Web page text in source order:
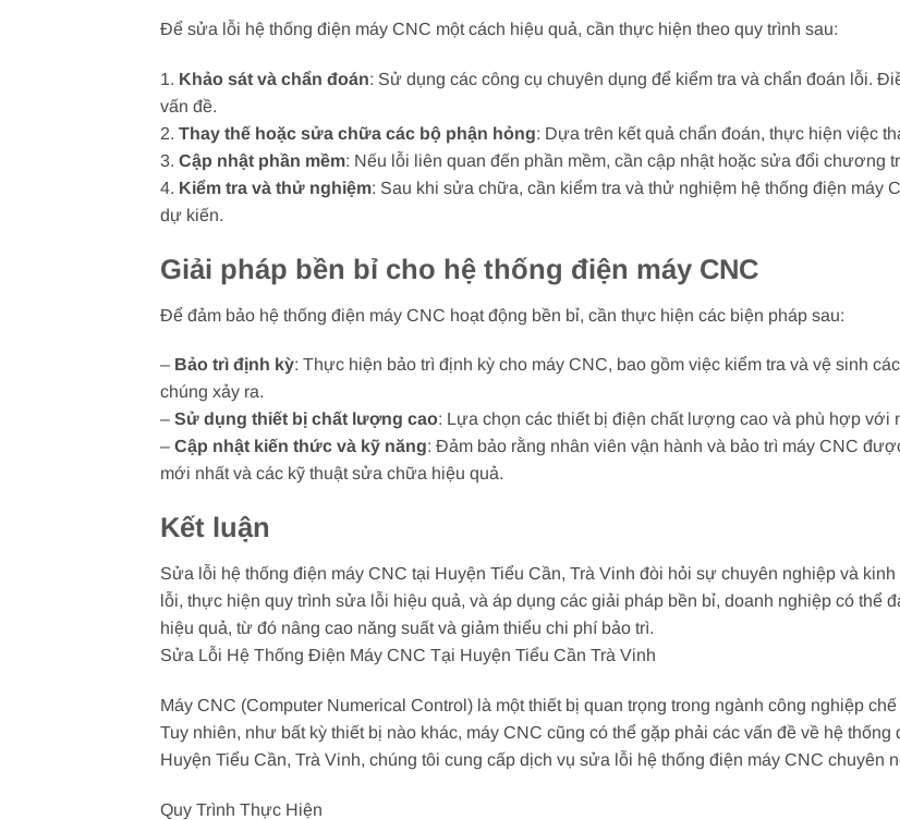
Để sửa lỗi hệ thống điện máy CNC một cách hiệu quả, cần thực hiện theo quy trình sau:
1. Khảo sát và chẩn đoán: Sử dụng các công cụ chuyên dụng để kiểm tra và chẩn đoán lỗi.
vấn đề.
2. Thay thế hoặc sửa chữa các bộ phận hỏng: Dựa trên kết quả chẩn đoán, thực hiện việc
3. Cập nhật phần mềm: Nếu lỗi liên quan đến phần mềm, cần cập nhật hoặc sửa đổi chương
4. Kiểm tra và thử nghiệm: Sau khi sửa chữa, cần kiểm tra và thử nghiệm hệ thống điện máy
dự kiến.
Giải pháp bền bỉ cho hệ thống điện máy CNC
Để đảm bảo hệ thống điện máy CNC hoạt động bền bỉ, cần thực hiện các biện pháp sau:
– Bảo trì định kỳ: Thực hiện bảo trì định kỳ cho máy CNC, bao gồm việc kiểm tra và vệ sinh
chúng xảy ra.
– Sử dụng thiết bị chất lượng cao: Lựa chọn các thiết bị điện chất lượng cao và phù hợp với
– Cập nhật kiến thức và kỹ năng: Đảm bảo rằng nhân viên vận hành và bảo trì máy CNC
mới nhất và các kỹ thuật sửa chữa hiệu quả.
Kết luận
Sửa lỗi hệ thống điện máy CNC tại Huyện Tiểu Cần, Trà Vinh đòi hỏi sự chuyên nghiệp và
lỗi, thực hiện quy trình sửa lỗi hiệu quả, và áp dụng các giải pháp bền bỉ, doanh nghiệp có thể
hiệu quả, từ đó nâng cao năng suất và giảm thiểu chi phí bảo trì.
Sửa Lỗi Hệ Thống Điện Máy CNC Tại Huyện Tiểu Cần Trà Vinh
Máy CNC (Computer Numerical Control) là một thiết bị quan trọng trong ngành công nghiệp
Tuy nhiên, như bất kỳ thiết bị nào khác, máy CNC cũng có thể gặp phải các vấn đề về hệ
Huyện Tiểu Cần, Trà Vinh, chúng tôi cung cấp dịch vụ sửa lỗi hệ thống điện máy CNC chuyên
Quy Trình Thực Hiện